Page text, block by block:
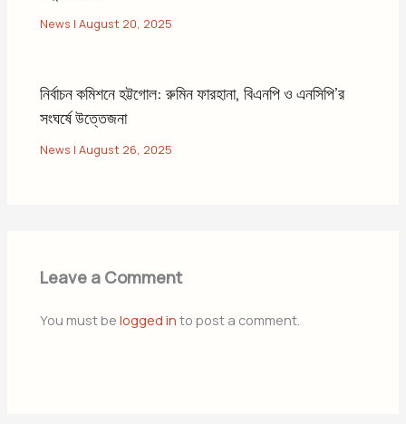
News |August 20, 2025
নির্বাচন কমিশনে হট্টগোল: রুমিন ফারহানা, বিএনপি ও এনসিপি’র
সংঘর্ষে উত্তেজনা
News |August 26, 2025
Leave a Comment
You must belogged in to post a comment.